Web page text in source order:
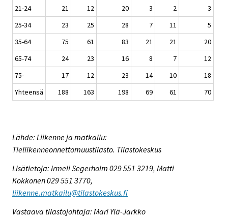
21-24
21 12 20 3 2
3
25-34
23 25 28 7 11
5
35-64
75 61 83 21 21
20
65-74
24 23 16 8 7
12
75-
17 12 23 14 10
18
Yhteensä
188 163 198 69 61 70
Lähde: Liikenne ja matkailu:
Tieliikenneonnettomuustilasto. Tilastokeskus
Lisätietoja: Irmeli Segerholm 029 551 3219, Matti
Kokkonen 029 551 3770,
liikenne.matkailu@tilastokeskus.fi
Vastaava tilastojohtaja: Mari Ylä-Jarkko